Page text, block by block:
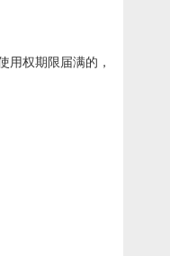
用权期限届满的，